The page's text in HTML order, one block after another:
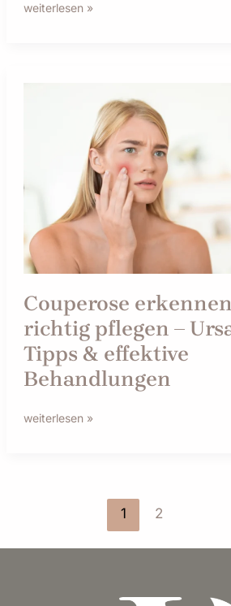
weiterlesen »
Couperose
richtig pflegen –
Tipps & effektive
Behandlungen
–
Ursachen,
Tipps
&
effektive
Behandlungen
weiterlesen »
1 2